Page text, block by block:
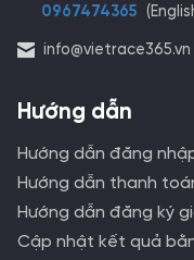
0967474365
info@vietrace365.vn
Hướng dẫn
Hướng dẫn đăng
Hướng dẫn thanh
Hướng dẫn đăng ký
Cập nhật kết quả